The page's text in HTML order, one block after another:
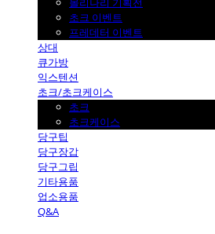
초크 이벤트
프레데터 이벤트
상대
큐가방
익스텐션
초크/초크케이스
초크
초크케이스
당구팁
당구장갑
당구그립
기타용품
업소용품
Q&A